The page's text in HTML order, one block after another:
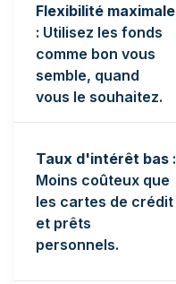
Flexibilité maximale
: Utilisez les fonds
comme bon vous
semble, quand
vous le souhaitez.
Taux d'intérêt bas :
Moins coûteux que
les cartes de crédit
et prêts
personnels.